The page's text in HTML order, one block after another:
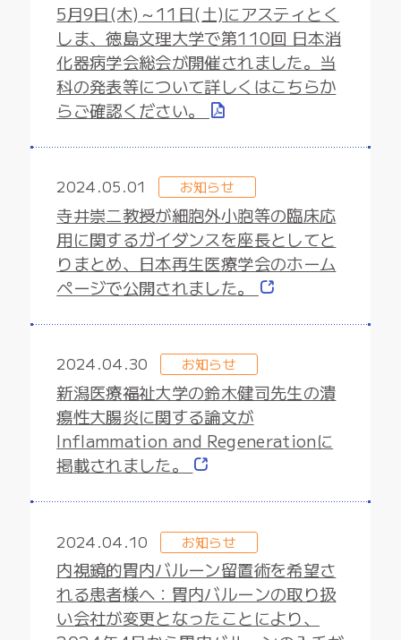
5月9日(木)～11日(土)にアスティとく
しま、徳島文理大学で第110回 日本消
化器病学会総会が開催されました。当
科の発表等について詳しくはこちらか
らご確認ください。
2024.05.01 お知らせ
寺井崇二教授が細胞外小胞等の臨床応
用に関するガイダンスを座長としてと
りまとめ、日本再生医療学会のホーム
ページで公開されました。
2024.04.30 お知らせ
新潟医療福祉大学の鈴木健司先生の潰
瘍性大腸炎に関する論文が
Inflammation and Regenerationに
掲載されました。
2024.04.10 お知らせ
内視鏡的胃内バルーン留置術を希望さ
れる患者様へ：胃内バルーンの取り扱
い会社が変更となったことにより、